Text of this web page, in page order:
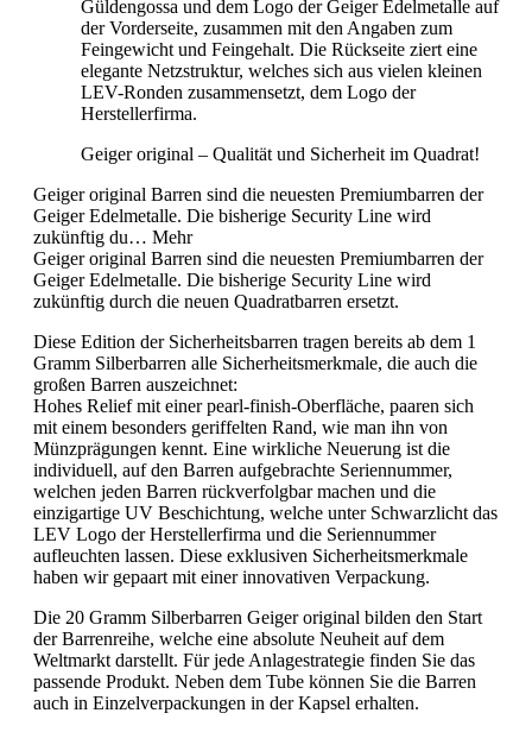
Güldengossa und dem Logo der Geiger Edelmetalle auf
der Vorderseite, zusammen mit den Angaben zum
Feingewicht und Feingehalt. Die Rückseite ziert eine
elegante Netzstruktur, welches sich aus vielen kleinen
LEV-Ronden zusammensetzt, dem Logo der
Herstellerfirma.
Geiger original – Qualität und Sicherheit im Quadrat!
Geiger original Barren sind die neuesten Premiumbarren der
Geiger Edelmetalle. Die bisherige Security Line wird
zukünftig du… Mehr
Geiger original Barren sind die neuesten Premiumbarren der
Geiger Edelmetalle. Die bisherige Security Line wird
zukünftig durch die neuen Quadratbarren ersetzt.
Diese Edition der Sicherheitsbarren tragen bereits ab dem 1
Gramm Silberbarren alle Sicherheitsmerkmale, die auch die
großen Barren auszeichnet:
Hohes Relief mit einer pearl-finish-Oberfläche, paaren sich
mit einem besonders geriffelten Rand, wie man ihn von
Münzprägungen kennt. Eine wirkliche Neuerung ist die
individuell, auf den Barren aufgebrachte Seriennummer,
welchen jeden Barren rückverfolgbar machen und die
einzigartige UV Beschichtung, welche unter Schwarzlicht das
LEV Logo der Herstellerfirma und die Seriennummer
aufleuchten lassen. Diese exklusiven Sicherheitsmerkmale
haben wir gepaart mit einer innovativen Verpackung.
Die 20 Gramm Silberbarren Geiger original bilden den Start
der Barrenreihe, welche eine absolute Neuheit auf dem
Weltmarkt darstellt. Für jede Anlagestrategie finden Sie das
passende Produkt. Neben dem Tube können Sie die Barren
auch in Einzelverpackungen in der Kapsel erhalten.